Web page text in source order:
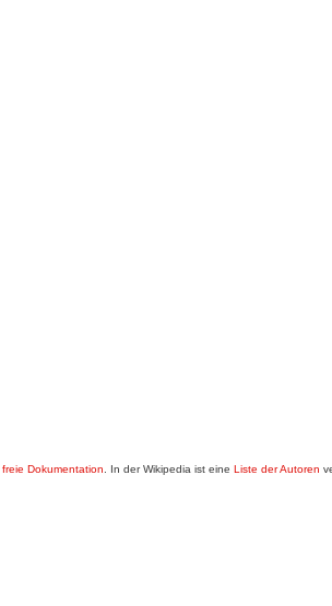
Dokumentation . In der Wikipedia ist eine Liste der Autoren